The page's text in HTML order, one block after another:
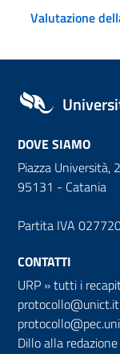
Valutazione
DOVE SIAMO
Piazza Università, 2
95131 - Catania
Partita IVA
CONTATTI
URP »tutti i
protocollo@unict.it
Dillo alla redazione